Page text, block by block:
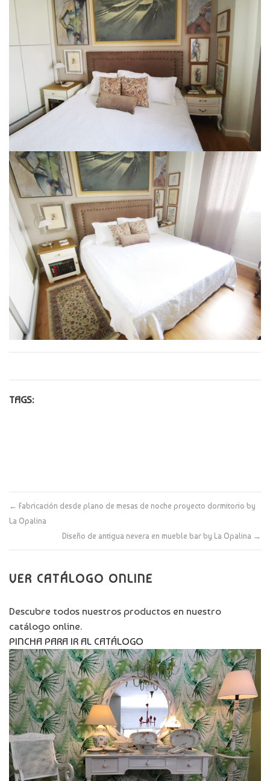
TAGS:
← Fabricación desde plano de mesas de noche proyecto dormitorio by
La Opalina
Diseño de antigua nevera en mueble bar by La Opalina →
VER CATÁLOGO ONLINE
Descubre todos nuestros productos en nuestro
catálogo online.
PINCHA PARA IR AL CATÁLOGO